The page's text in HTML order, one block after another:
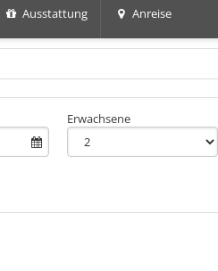
Ausstattung Anreise
Erwachsene